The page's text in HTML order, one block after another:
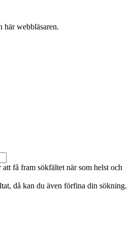
här webbläsaren.
att få fram sökfältet när som helst och
då kan du även förfina din sökning.